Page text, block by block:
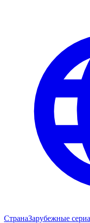
СтранаЗарубежные